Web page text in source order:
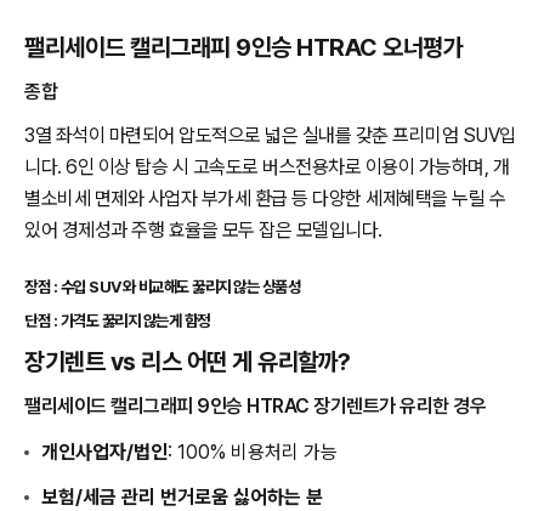
팰리세이드 캘리그래피 9인승 HTRAC 오너평가
종합
3열 좌석이 마련되어 압도적으로 넓은 실내를 갖춘 프리미엄 SUV입
니다. 6인 이상 탑승 시 고속도로 버스전용차로 이용이 가능하며, 개
별소비세 면제와 사업자 부가세 환급 등 다양한 세제혜택을 누릴 수
있어 경제성과 주행 효율을 모두 잡은 모델입니다.
장점 : 수입 SUV와 비교해도 꿇리지 않는 상품성
단점 : 가격도 꿇리지 않는게 함정
장기렌트 vs 리스 어떤 게 유리할까?
팰리세이드 캘리그래피 9인승 HTRAC 장기렌트가 유리한 경우
개인사업자/법인: 100% 비용처리 가능
보험/세금 관리 번거로움 싫어하는 분